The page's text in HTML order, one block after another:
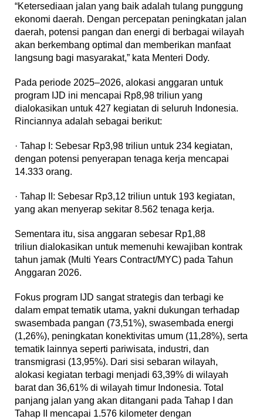
“Ketersediaan jalan yang baik adalah tulang punggung
ekonomi daerah. Dengan percepatan peningkatan jalan
daerah, potensi pangan dan energi di berbagai wilayah
akan berkembang optimal dan memberikan manfaat
langsung bagi masyarakat,” kata Menteri Dody.
Pada periode 2025–2026, alokasi anggaran untuk
program IJD ini mencapai Rp8,98 triliun yang
dialokasikan untuk 427 kegiatan di seluruh Indonesia.
Rinciannya adalah sebagai berikut:
· Tahap I: Sebesar Rp3,98 triliun untuk 234 kegiatan,
dengan potensi penyerapan tenaga kerja mencapai
14.333 orang.
· Tahap II: Sebesar Rp3,12 triliun untuk 193 kegiatan,
yang akan menyerap sekitar 8.562 tenaga kerja.
Sementara itu, sisa anggaran sebesar Rp1,88
triliun dialokasikan untuk memenuhi kewajiban kontrak
tahun jamak (Multi Years Contract/MYC) pada Tahun
Anggaran 2026.
Fokus program IJD sangat strategis dan terbagi ke
dalam empat tematik utama, yakni dukungan terhadap
swasembada pangan (73,51%), swasembada energi
(1,26%), peningkatan konektivitas umum (11,28%), serta
tematik lainnya seperti pariwisata, industri, dan
transmigrasi (13,95%). Dari sisi sebaran wilayah,
alokasi kegiatan terbagi menjadi 63,39% di wilayah
barat dan 36,61% di wilayah timur Indonesia. Total
panjang jalan yang akan ditangani pada Tahap I dan
Tahap II mencapai 1.576 kilometer dengan